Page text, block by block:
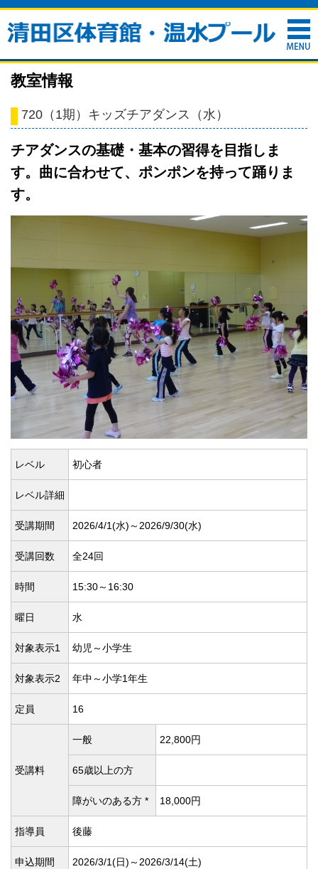
教室情報
720（1期）キッズチアダンス（水）
チアダンスの基礎・基本の習得を目指しま
す。曲に合わせて、ポンポンを持って踊りま
す。
レベル 初心者
レベル詳細
受講期間 2026/4/1(水)～2026/9/30(水)
受講回数 全24回
時間 15:30～16:30
曜日 水
対象表示1 幼児～小学生
対象表示2 年中～小学1年生
定員 16
受講料
一般 22,800円
65歳以上の方
障がいのある方 * 18,000円
指導員 後藤
申込期間 2026/3/1(日)～2026/3/14(土)